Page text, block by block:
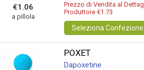
€1.06
a pillola
Prezzo di Vendita al
Produttore €1.73
Seleziona Confezione
POXET
Dapoxetine